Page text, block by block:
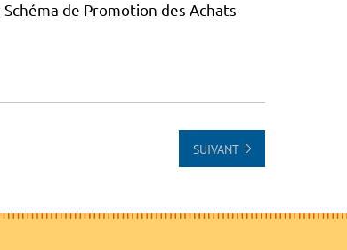
de Promotion des Achats
SUIVANT